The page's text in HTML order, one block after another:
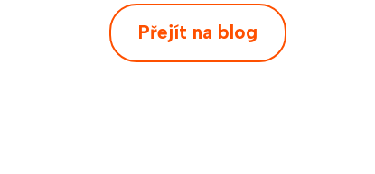
Přejít na blog